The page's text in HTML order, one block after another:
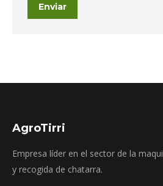
Enviar
AgroTirri
Empresa líder en el sector de la
y recogida de chatarra.